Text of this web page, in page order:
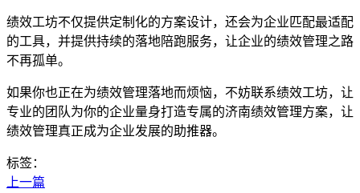
绩效工坊不仅提供定制化的方案设计，还会为企业匹配最适配
的工具，并提供持续的落地陪跑服务，让企业的绩效管理之路
不再孤单。
如果你也正在为绩效管理落地而烦恼，不妨联系绩效工坊，让
专业的团队为你的企业量身打造专属的济南绩效管理方案，让
绩效管理真正成为企业发展的助推器。
标签：
上一篇